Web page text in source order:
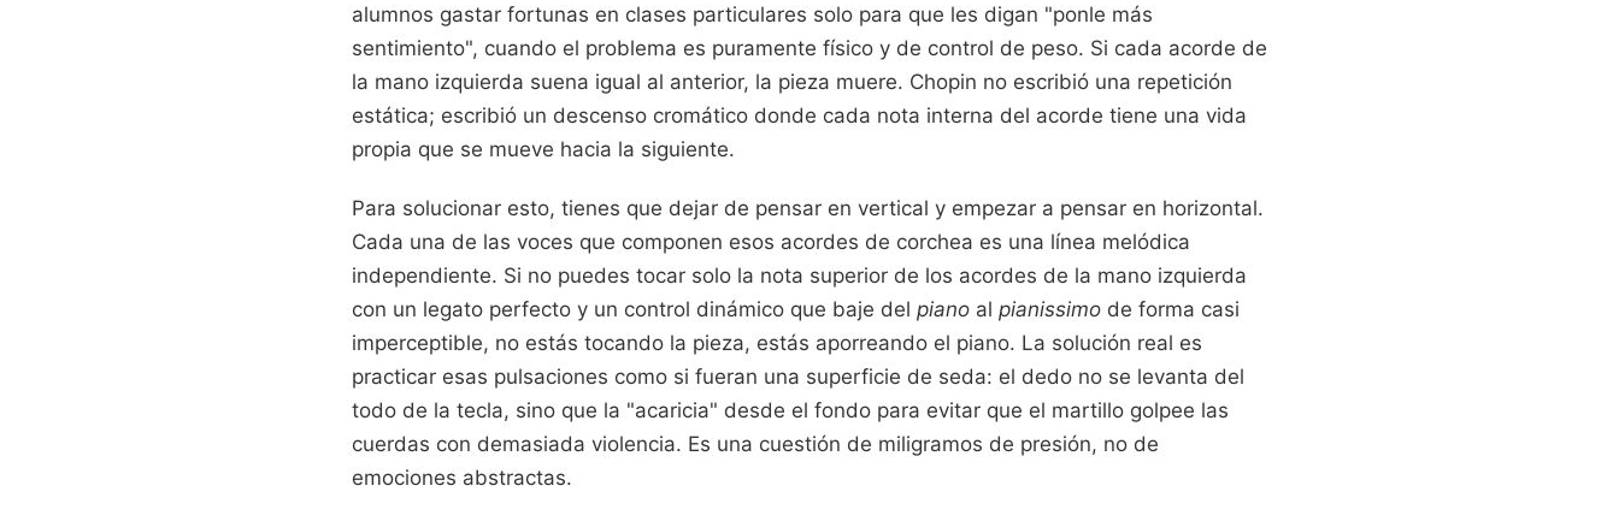
alumnos gastar fortunas en clases particulares solo para que les digan "ponle más
sentimiento", cuando el problema es puramente físico y de control de peso. Si cada acorde de
la mano izquierda suena igual al anterior, la pieza muere. Chopin no escribió una repetición
estática; escribió un descenso cromático donde cada nota interna del acorde tiene una vida
propia que se mueve hacia la siguiente.
Para solucionar esto, tienes que dejar de pensar en vertical y empezar a pensar en horizontal.
Cada una de las voces que componen esos acordes de corchea es una línea melódica
independiente. Si no puedes tocar solo la nota superior de los acordes de la mano izquierda
con un legato perfecto y un control dinámico que baje del piano al pianissimo de forma casi
imperceptible, no estás tocando la pieza, estás aporreando el piano. La solución real es
practicar esas pulsaciones como si fueran una superficie de seda: el dedo no se levanta del
todo de la tecla, sino que la "acaricia" desde el fondo para evitar que el martillo golpee las
cuerdas con demasiada violencia. Es una cuestión de miligramos de presión, no de
emociones abstractas.